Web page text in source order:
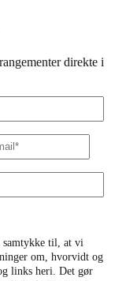
direkte i
mail
samtykke til, at vi
om, hvorvidt og
links heri. Det gør